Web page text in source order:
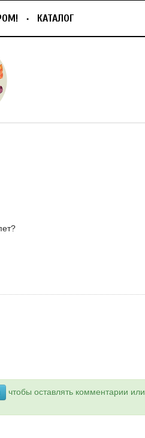
КАТАЛОГ
чтобы оставлять комментарии или